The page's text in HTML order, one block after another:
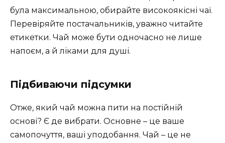
була максимальною, обирайте високоякісні чаї.
Перевіряйте постачальників, уважно читайте
етикетки. Чай може бути одночасно не лише
напоєм, а й ліками для душі.
Підбиваючи підсумки
Отже, який чай можна пити на постійній
основі? Є де вибрати. Основне – це ваше
самопочуття, ваші уподобання. Чай – це не